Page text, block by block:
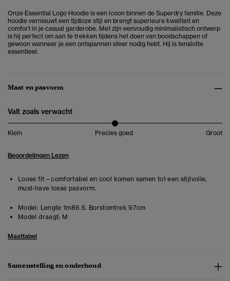
Onze Essential Logo Hoodie is een icoon binnen de Superdry familie. Deze
hoodie vernieuwt een tijdloze stijl en brengt superieure kwaliteit en
comfort in je casual garderobe. Met zijn eenvoudig minimalistisch ontwerp
is hij perfect om aan te trekken tijdens het doen van boodschappen of
gewoon wanneer je een ontspannen sfeer nodig hebt. Hij is tenslotte
essentieel.
Maat en pasvorm
Valt zoals verwacht
Klein Precies goed Groot
Beoordelingen Lezen
Loose fit – comfortabel en cool komen samen tot een stijlvolle,
must-have losse pasvorm.
Model: Lengte 1m86.5. Borstomtrek 97cm
Model draagt: M
Maattabel
Samenstelling en onderhoud